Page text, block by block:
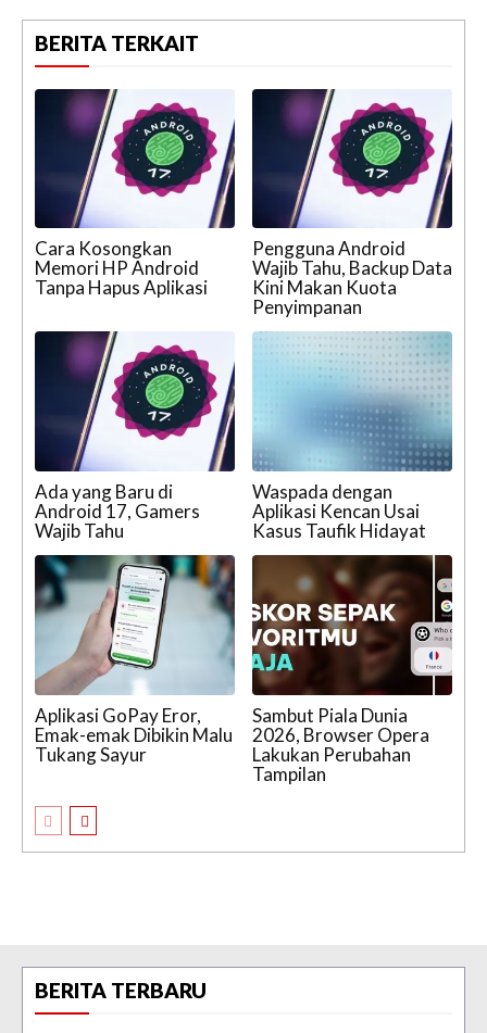
BERITA TERKAIT
Cara Kosongkan
Memori HP Android
Tanpa Hapus Aplikasi
Pengguna Android
Wajib Tahu, Backup Data
Kini Makan Kuota
Penyimpanan
Ada yang Baru di
Android 17, Gamers
Wajib Tahu
Waspada dengan
Aplikasi Kencan Usai
Kasus Taufik Hidayat
Aplikasi GoPay Eror,
Emak-emak Dibikin Malu
Tukang Sayur
Sambut Piala Dunia
2026, Browser Opera
Lakukan Perubahan
Tampilan
BERITA TERBARU